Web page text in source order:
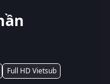
Full HD Vietsub